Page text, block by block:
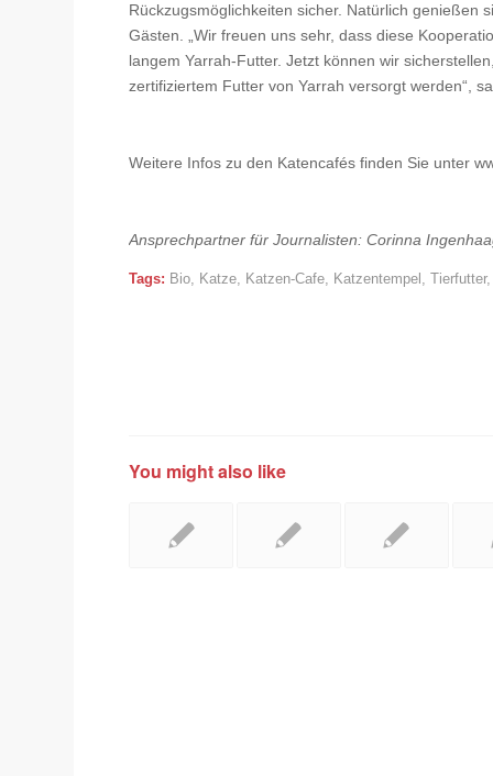
Rückzugsmöglichkeiten sicher. Natürlich genießen
Gästen. „Wir freuen uns sehr, dass diese
langem Yarrah-Futter. Jetzt können wir
zertifiziertem Futter von Yarrah versorgt werden“,
Weitere Infos zu den Katencafés finden Sie unter
Ansprechpartner für Journalisten: Corinna
Tags: Bio Katze Katzen-Cafe Katzentempel ,Tierfutter
You might also like